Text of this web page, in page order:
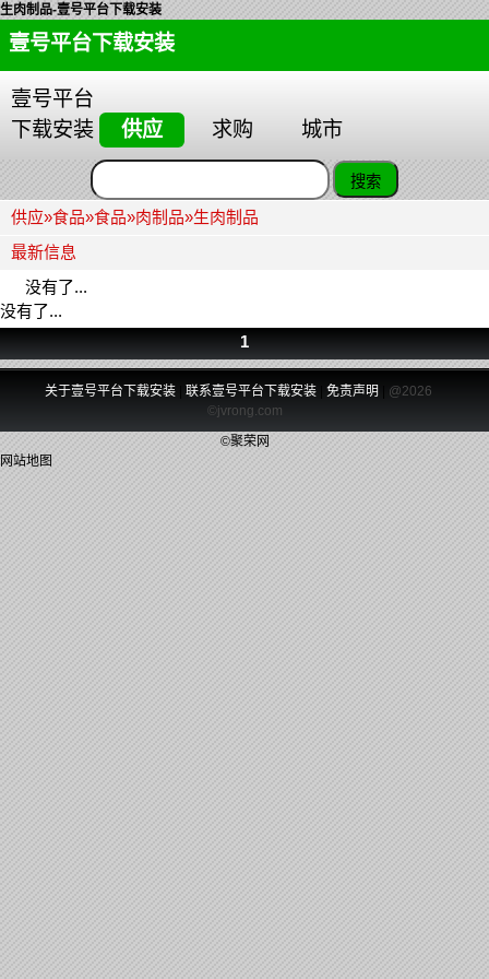
生肉制品-壹号平台下载安装
壹号平台下载安装
壹号平台
下载安装
供应 求购 城市
供应»食品»食品»肉制品»生肉制品
最新信息
没有了...
没有了...
1
关于壹号平台下载安装 联系壹号平台下载安装| 免责声明
@2026
©jvrong.com
©聚荣网
网站地图